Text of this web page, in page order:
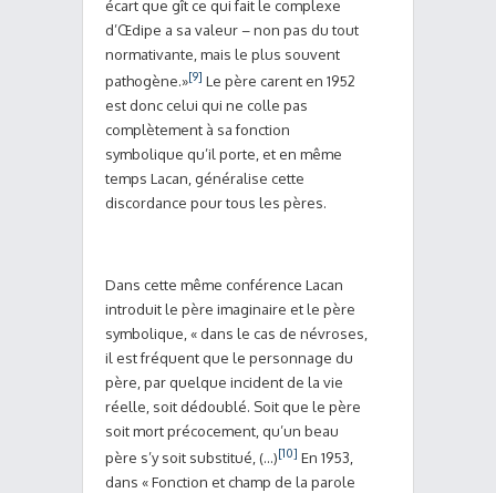
écart que gît ce qui fait le complexe
d’Œdipe a sa valeur – non pas du tout
normativante, mais le plus souvent
pathogène.»[9] Le père carent en 1952
est donc celui qui ne colle pas
complètement à sa fonction
symbolique qu’il porte, et en même
temps Lacan, généralise cette
discordance pour tous les pères.
Dans cette même conférence Lacan
introduit le père imaginaire et le père
symbolique, « dans le cas de névroses,
il est fréquent que le personnage du
père, par quelque incident de la vie
réelle, soit dédoublé. Soit que le père
soit mort précocement, qu’un beau
père s’y soit substitué, (…)[10] En 1953,
dans « Fonction et champ de la parole